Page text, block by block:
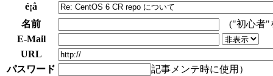
é¡å
名前
("初心者"
E-Mail
URL
パスワード
記事メンテ時に使用）